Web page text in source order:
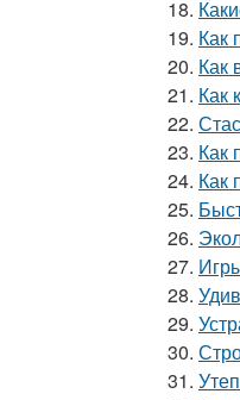
18.
19. Как
20. Как
21. Как
22.
23. Как
24. Как
25.
26.
27.
28.
29.
30.
31.